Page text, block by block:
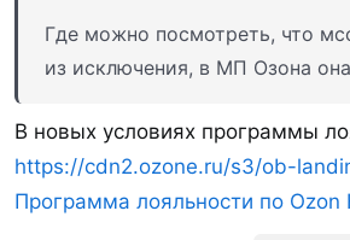
Где можно посмотреть, что
из исключения, в МП Озона
В новых условиях программы
https://cdn2.ozone.ru/s3/ob-
Программа лояльности по Ozon